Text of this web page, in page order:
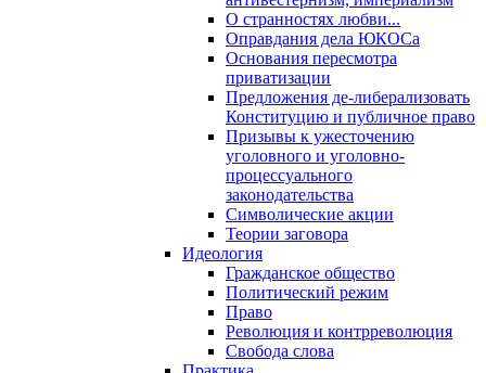
О странностях любви...
Оправдания дела ЮКОСа
Основания пересмотра
приватизации
Предложения де-либерализовать
Конституцию и публичное право
Призывы к ужесточению
уголовного и уголовно-
процессуального
законодательства
Символические акции
Теории заговора
Идеология
Гражданское общество
Политический режим
Право
Революция и контрреволюция
Свобода слова